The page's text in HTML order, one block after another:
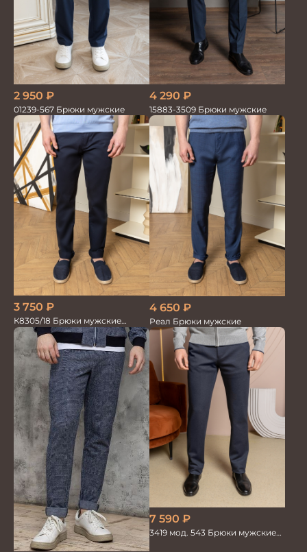
2 950 ₽
01239-567 Брюки мужские
4 290 ₽
15883-3509 Брюки мужские
3 750 ₽
К8305/18 Брюки мужские
т.синие
4 650 ₽
Реал Брюки мужские
7 590 ₽
3419 мод. 543 Брюки мужские